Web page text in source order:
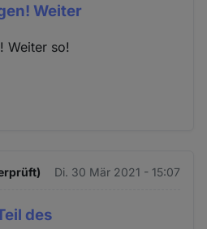
Weiter
Weiter so!
Di. 30 Mär 2021 - 15:07
des